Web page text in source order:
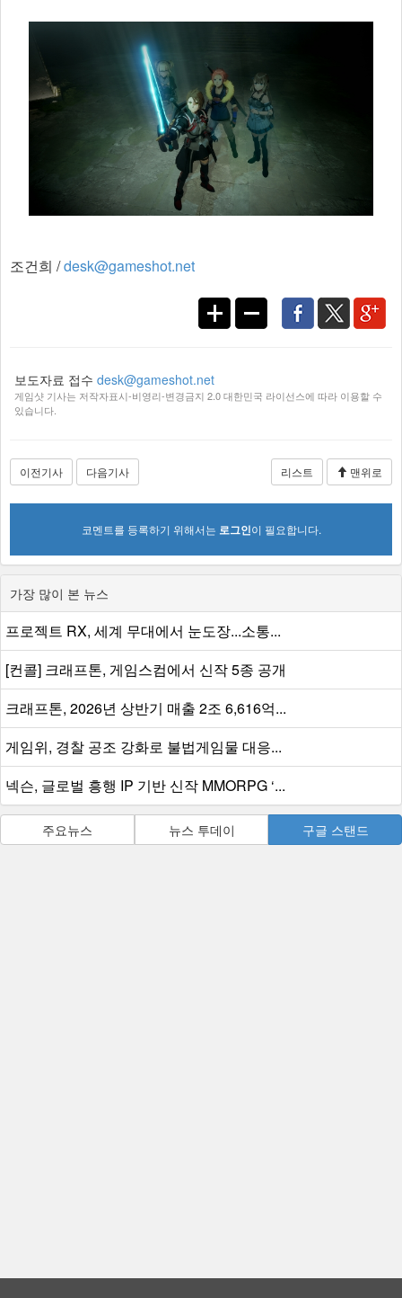
조건희 /desk@gameshot.net
보도자료 접수 desk@gameshot.net
게임샷 기사는 저작자표시-비영리-변경금지 2.0 대한민국 라이선스에 따라 이용할 수
있습니다.
이전기사 다음기사 리스트 맨위로
코멘트를 등록하기 위해서는 로그인이 필요합니다.
가장 많이 본 뉴스
프로젝트 RX, 세계 무대에서 눈도장...소통...
[컨콜] 크래프톤, 게임스컴에서 신작 5종 공개
크래프톤, 2026년 상반기 매출 2조 6,616억...
게임위, 경찰 공조 강화로 불법게임물 대응...
넥슨, 글로벌 흥행 IP 기반 신작 MMORPG ‘...
주요뉴스 뉴스 투데이 구글 스탠드